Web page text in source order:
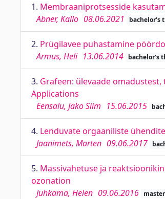
1. Membraaniprotsesside
Abner, Kallo 08.06.2021 bachelor's
2. Prügilavee puhastamine
Armus, Heli 13.06.2014 bachelor's
3. Grafeen: ülevaade
Applications
Eensalu, Jako Siim 15.06.2015
4. Lenduvate orgaaniliste
Jaanimets, Marten 09.06.2017
5. Massivahetuse ja
ozonation
Juhkama, Helen 09.06.2016